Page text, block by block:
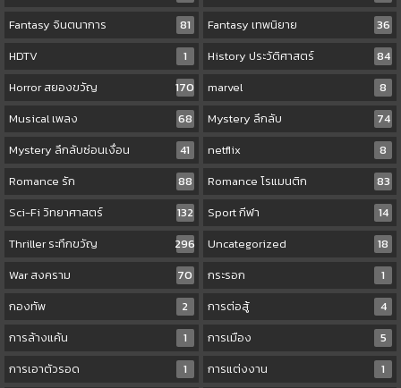
Fantasy จินตนาการ
81 Fantasy เทพนิยาย
36
HDTV
1 History ประวัติศาสตร์
84
Horror สยองขวัญ
170 marvel
8
Musical เพลง
68 Mystery ลึกลับ
74
Mystery ลึกลับซ่อนเงื่อน
41 netflix
8
Romance รัก
88 Romance โรแมนติก
83
Sci-Fi วิทยาศาสตร์
132 Sport กีฬา
14
Thriller ระทึกขวัญ
296 Uncategorized
18
War สงคราม
70 กระรอก
1
กองทัพ
2 การต่อสู้
4
การล้างแค้น
1 การเมือง
5
การเอาตัวรอด
1 การแต่งงาน
1